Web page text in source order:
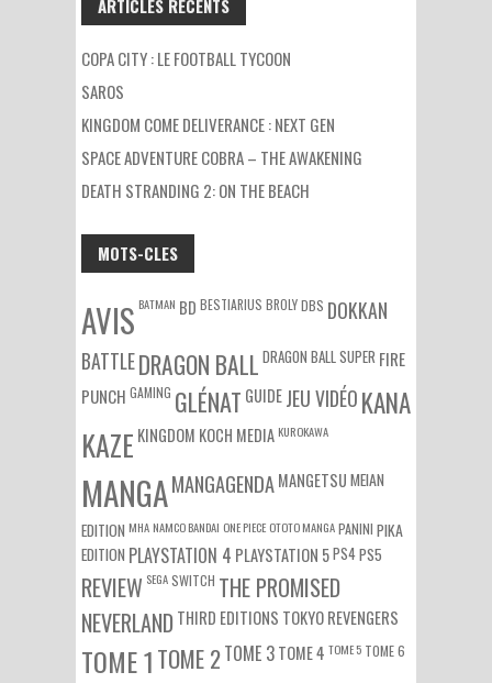
ARTICLES RÉCENTS
COPA CITY : LE FOOTBALL TYCOON
SAROS
KINGDOM COME DELIVERANCE : NEXT GEN
SPACE ADVENTURE COBRA – THE AWAKENING
DEATH STRANDING 2: ON THE BEACH
MOTS-CLES
AVIS BATMAN BD BESTIARIUS BROLYDBS DOKKAN
BATTLEDRAGON BALL DRAGON BALL SUPER FIRE
PUNCH GAMING GLÉNAT GUIDEJEU VIDÉOKANA
KAZE KINGDOM KOCH MEDIA KUROKAWA
MANGAMANGAGENDAMANGETSUMEIAN
EDITION MHA NAMCO BANDAI ONE PIECE OTOTO MANGAPANINI PIKA
EDITION PLAYSTATION 4 PLAYSTATION 5PS4PS5
REVIEW SEGASWITCH THE PROMISED
NEVERLAND THIRD EDITIONS TOKYO REVENGERS
TOME 1TOME 2TOME 3TOME 4 TOME 5 TOME 6